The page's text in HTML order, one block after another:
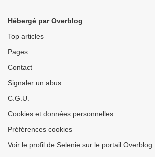
Hébergé par Overblog
Top articles
Pages
Contact
Signaler un abus
C.G.U.
Cookies et données personnelles
Préférences cookies
Voir le profil de Selenie sur le portail Overblog